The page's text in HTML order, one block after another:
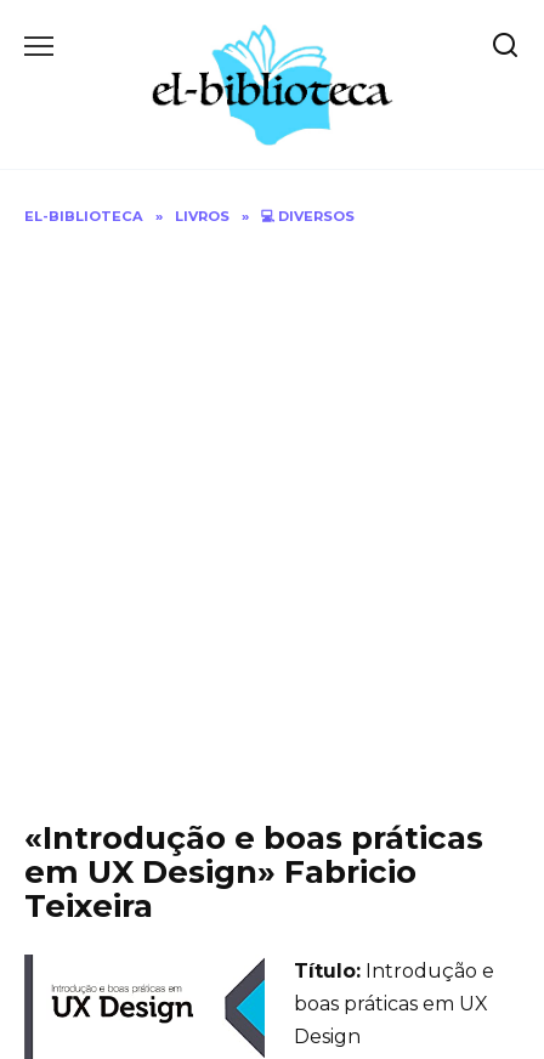
EL-BIBLIOTECA » LIVROS » 💻 DIVERSOS
«Introdução e boas práticas
em UX Design» Fabricio
Teixeira
Título: Introdução e
boas práticas em UX
Design